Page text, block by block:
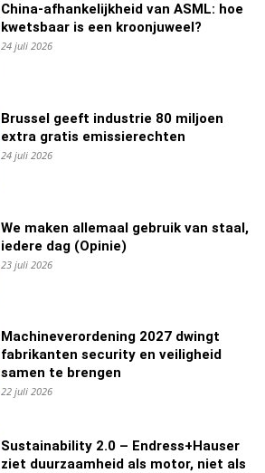
China-afhankelijkheid van ASML: hoe
kwetsbaar is een kroonjuweel?
24 juli 2026
Brussel geeft industrie 80 miljoen
extra gratis emissierechten
24 juli 2026
We maken allemaal gebruik van staal,
iedere dag (Opinie)
23 juli 2026
Machineverordening 2027 dwingt
fabrikanten security en veiligheid
samen te brengen
22 juli 2026
Sustainability 2.0 – Endress+Hauser
ziet duurzaamheid als motor, niet als